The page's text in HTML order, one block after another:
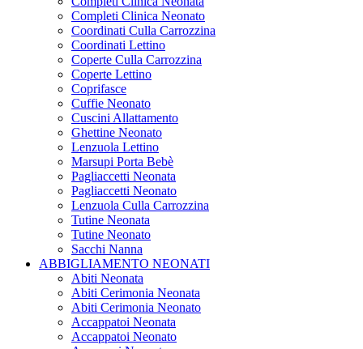
Completi Clinica Neonato
Coordinati Culla Carrozzina
Coordinati Lettino
Coperte Culla Carrozzina
Coperte Lettino
Coprifasce
Cuffie Neonato
Cuscini Allattamento
Ghettine Neonato
Lenzuola Lettino
Marsupi Porta Bebè
Pagliaccetti Neonata
Pagliaccetti Neonato
Lenzuola Culla Carrozzina
Tutine Neonata
Tutine Neonato
Sacchi Nanna
ABBIGLIAMENTO NEONATI
Abiti Neonata
Abiti Cerimonia Neonata
Abiti Cerimonia Neonato
Accappatoi Neonata
Accappatoi Neonato